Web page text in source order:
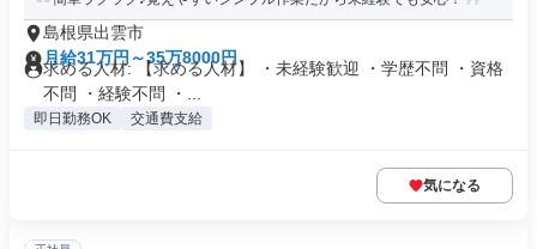
島根県出雲市
月給31万円～35万8000円
求める人材: 【求める人材】 ・未経験歓迎 ・学歴不問 ・資格
不問 ・経験不問 ・...
即日勤務OK 交通費支給
気になる